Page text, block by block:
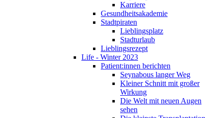
Karriere
Gesundheitsakademie
Stadtpiraten
Lieblingsplatz
Stadturlaub
Lieblingsrezept
Life - Winter 2023
Patient:innen berichten
Seynabous langer Weg
Kleiner Schnitt mit großer
Wirkung
Die Welt mit neuen Augen
sehen